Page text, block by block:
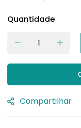
Quantidade
Compartilhar